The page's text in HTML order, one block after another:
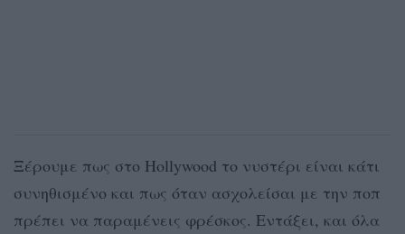
Ξέρουμε πως στο Hollywood το νυστέρι είναι κάτι
συνηθισμένο και πως όταν ασχολείσαι με την ποπ
πρέπει να παραμένεις φρέσκος. Εντάξει, και όλα